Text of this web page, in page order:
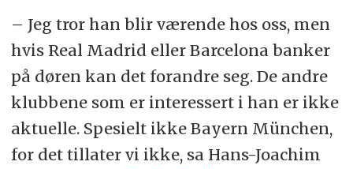
– Jeg tror han blir værende hos oss, men
hvis Real Madrid eller Barcelona banker
på døren kan det forandre seg. De andre
klubbene som er interessert i han er ikke
aktuelle. Spesielt ikke Bayern München,
for det tillater vi ikke, sa Hans-Joachim